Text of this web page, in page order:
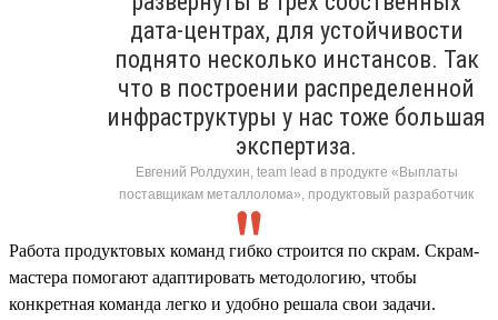
дата-центрах, для устойчивости
поднято несколько инстансов. Так
что в построении распределенной
инфраструктуры у нас тоже большая
экспертиза.
Евгений Ролдухин, team lead в продукте «Выплаты
поставщикам металлолома», продуктовый разработчик
Работа продуктовых команд гибко строится по скрам. Скрам-
мастера помогают адаптировать методологию, чтобы
конкретная команда легко и удобно решала свои задачи.